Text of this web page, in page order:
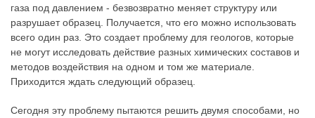
газа под давлением - безвозвратно меняет структуру или
разрушает образец. Получается, что его можно использовать
всего один раз. Это создает проблему для геологов, которые
не могут исследовать действие разных химических составов и
методов воздействия на одном и том же материале.
Приходится ждать следующий образец.
Сегодня эту проблему пытаются решить двумя способами, но